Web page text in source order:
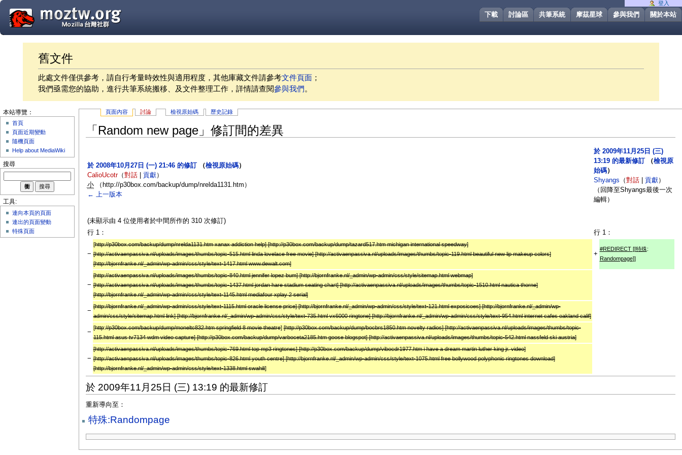
關於本站
參與我們
摩茲星球
共筆系統
討論區
下載
舊文件
此處文件僅供參考，請自行考量時效性與適用程度，其他庫藏文件請參考文件頁面 ；
我們亟需您的協助，進行共筆系統搬移、及文件整理工作，詳情請查閱參與我們。
頁面內容 討論 檢視原始碼 歷史記錄
「Random new page」修訂間的差異
於 2008年10月27日 (一) 21:46 的修訂 （檢視原始碼）
CalioUcotr（對話| 貢獻）
小
（http://p30box.com/backup/dump/nrelda1131.htm）
← 上一版本
於 2009年11月25日 (三)
13:19 的最新修訂
（檢視原
始碼）
Shyangs （對話| 貢獻）
（回降至Shyangs最後一次
編輯）
(未顯示由 4 位使用者於中間所作的 310 次修訂)
行 1：
行 1：
−
[http://p30box.com/backup/dump/nrelda1131.htm xanax addiction help] [http://p30box.com/backup/dump/tazard517.htm michigan international speedway]
[http://activaenpassiva.nl/uploads/images/thumbs/topic-515.html linda lovelace free movie] [http://activaenpassiva.nl/uploads/images/thumbs/topic-119.html beautiful new lip makeup colors]
[http://bjornfranke.nl/_admin/wp-admin/css/style/text-1417.html www.dewalt.com]
+
#REDIRECT [[特殊:
Randompage]]
−
[http://activaenpassiva.nl/uploads/images/thumbs/topic-840.html jennifer lopez bum] [http://bjornfranke.nl/_admin/wp-admin/css/style/sitemap.html webmap]
[http://activaenpassiva.nl/uploads/images/thumbs/topic-1437.html jordan hare stadium seating chart] [http://activaenpassiva.nl/uploads/images/thumbs/topic-1510.html nautica thorne]
[http://bjornfranke.nl/_admin/wp-admin/css/style/text-1145.html mediafour xplay 2 serial]
−
[http://bjornfranke.nl/_admin/wp-admin/css/style/text-1115.html oracle license price] [http://bjornfranke.nl/_admin/wp-admin/css/style/text-121.html exposicoes] [http://bjornfranke.nl/_admin/wp-
admin/css/style/sitemap.html link] [http://bjornfranke.nl/_admin/wp-admin/css/style/text-735.html vx6000 ringtone] [http://bjornfranke.nl/_admin/wp-admin/css/style/text-954.html internet cafes oakland calif]
−
[http://p30box.com/backup/dump/moneltc832.htm springfield 8 movie theatre][http://p30box.com/backup/dump/bocbrs1850.htm novelty radios] [http://activaenpassiva.nl/uploads/images/thumbs/topic-
115.html asus tv7134 wdm video capture] [http://p30box.com/backup/dump/varboceta2185.htm goose blogspot] [http://activaenpassiva.nl/uploads/images/thumbs/topic-542.html nassfeld ski austria]
−
[http://activaenpassiva.nl/uploads/images/thumbs/topic-769.html top mp3 ringtones] [http://p30box.com/backup/dump/vibocdr1977.htm i have a dream martin luther king jr. video]
[http://activaenpassiva.nl/uploads/images/thumbs/topic-826.html youth centre] [http://bjornfranke.nl/_admin/wp-admin/css/style/text-1075.html free bollywood polyphonic ringtones download]
[http://bjornfranke.nl/_admin/wp-admin/css/style/text-1338.html swahili]
於 2009年11月25日 (三) 13:19 的最新修訂
重新導向至：
特殊:Randompage
登入
本站導覽：
首頁
頁面近期變動
隨機頁面
Help about MediaWiki
搜尋
工具:
連向本頁的頁面
連出的頁面變動
特殊頁面